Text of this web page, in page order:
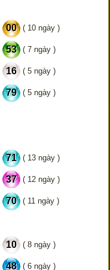
00 ( 10 ngày )
53 ( 7 ngày )
16 ( 5 ngày )
79 ( 5 ngày )
71 ( 13 ngày )
37 ( 12 ngày )
70 ( 11 ngày )
10 ( 8 ngày )
48 ( 6 ngày )